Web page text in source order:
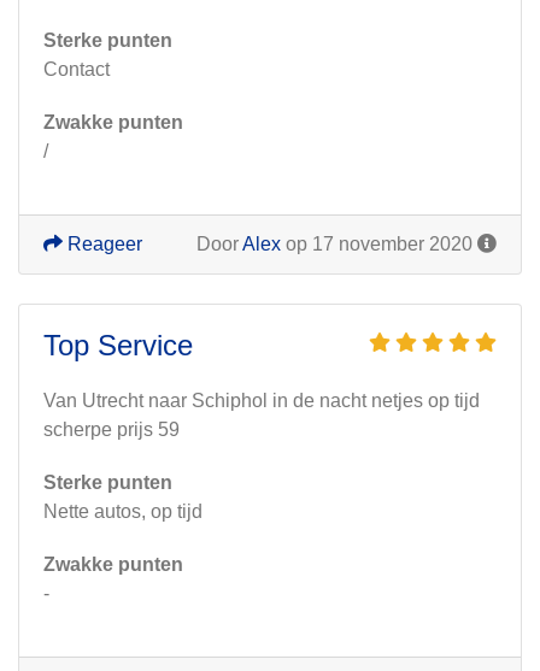
Sterke punten
Contact
Zwakke punten
/
DoorAlex op 17 november 2020
Reageer
Top Service
Van Utrecht naar Schiphol in de nacht netjes op tijd
scherpe prijs 59
Sterke punten
Nette autos, op tijd
Zwakke punten
-